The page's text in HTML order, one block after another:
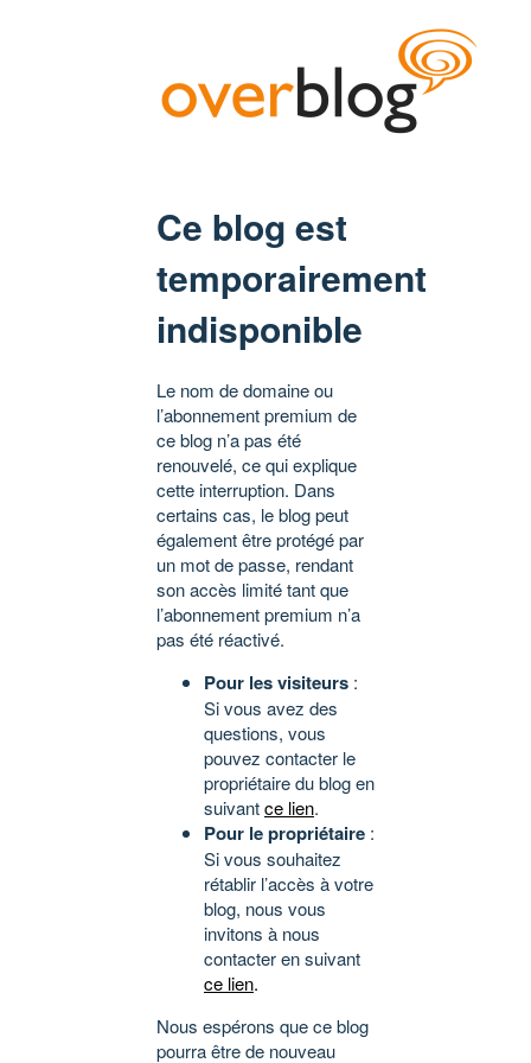
Ce blog est
temporairement
indisponible
Le nom de domaine ou
l’abonnement premium de
ce blog n’a pas été
renouvelé, ce qui explique
cette interruption. Dans
certains cas, le blog peut
également être protégé par
un mot de passe, rendant
son accès limité tant que
l’abonnement premium n’a
pas été réactivé.
Pour les visiteurs :
Si vous avez des
questions, vous
pouvez contacter le
propriétaire du blog en
suivantce lien.
Pour le propriétaire :
Si vous souhaitez
rétablir l’accès à votre
blog, nous vous
invitons à nous
contacter en suivant
ce lien.
Nous espérons que ce blog
pourra être de nouveau